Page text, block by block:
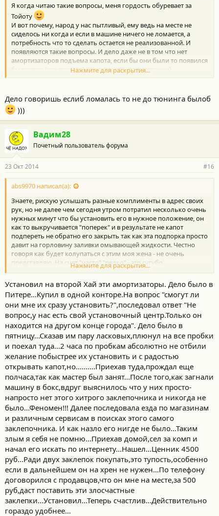
Я когда читаю такие вопросы, меня гордость обуревает за
Тойоту
И вот почему, народ у нас пытливый, ему ведь на месте не
сиделось ни когда и если в машине ничего не ломается, а
потребность что то сделать остается не реализованной. И
появляются такие вопросы. И дело даже не в том что нет
амортизаторов подъема капота, если бы они были то появился
бы вопрос (как пример) как вкрячить прямоточный
воздушный фильтр, или переделать выхлопную систему на две
Нажмите для раскрытия...
Дело говоришь еслиб ломалась то не до тюнинга былоб
)))
Вадим28
Почетный пользователь форума
23 Окт 2014 #16
abs9970 написал(а):
Знаете, рискую услышать разные комплименты в адрес своих
рук, но не далее чем сегодня утром потратил несколько очень
нужных минут что бы установить его в нужное положение, он
как то выкручивается "поперек" и в результате не капот
подпереть не обратно его закрыть так как эта подпорка просто
давит на горловину заливки омывающей жидкости. Честно
говоря как будет колупаться с этим моя жена - не очень
представляю. На счет "часто" "редко" - это сугубо
индивидуально - доехал до Москвы от Сергиева Посада по
политой Ярославке - и кончилась омывайка. По моему вполне
себе обычное дело, ничего супер экстра ординарного. А
вопрос в сущности был прост - ни кто не делал? ни кто не
озабочивался?
Нажмите для раскрытия...
Установил на второй Хай эти амортизаторы. Дело было в
Питере...Купил в одной конторе.На вопрос "смогут ли
они мне их сразу установить?",последовал ответ "Не
вопрос,у нас есть свой установочный центр.Только он
находится на другом конце города". Дело было в
пятницу...Сказав им пару ласковых,плюнул на все пробки
и поехал туда...2 часа по пробкам абсолютно не отбили
желание побыстрее их установить и с радостью
открывать капот,но..........Приехав туда,прождал еще
полчаса,так как мастер был занят...После того,как загнали
машину в бокс,вдруг выяснилось что у них просто-
напросто нет этого хитрого заклепочника и никогда не
было...Феномен!!! Далее последовала езда по магазинам
и различным сервисам в поисках этого самого
заклепочника. И как назло его нигде не было...Таким
злым я себя не помню...Приехав домой,сел за комп и
начал его искать по интернету...Нашел...Ценник 4500
руб...Ради двух заклепок покупать,это тупость,особенно
если в дальнейшем он на хрен не нужен...По телефону
договорился с продавцов,что он мне на месте,за 500
руб,даст поставить эти злосчастные
заклепки...Установил...Теперь счастлив...Действительно
гораздо удобнее...